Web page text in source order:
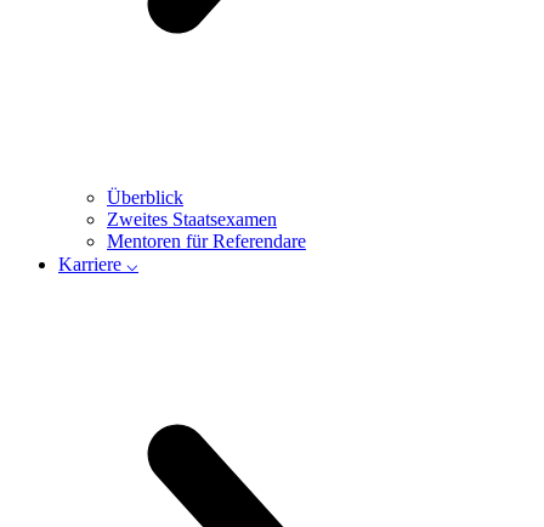
Überblick
Zweites Staatsexamen
Mentoren für Referendare
Karriere ⌵